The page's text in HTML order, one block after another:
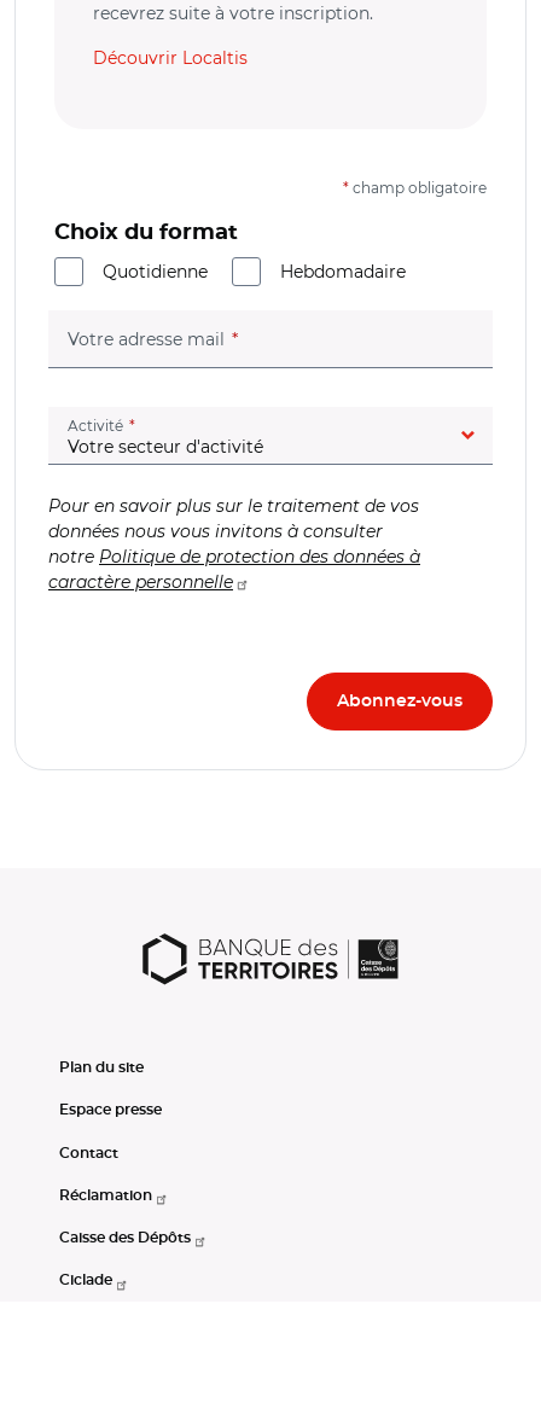
recevrez suite à votre inscription.
Découvrir Localtis
* champ obligatoire
Choix du format
Quotidienne
Hebdomadaire
Votre adresse mail (champ obligatoire)
Activité (champ obligatoire)
Pour en savoir plus sur le traitement de vos
données nous vous invitons à consulter
notre Politique de protection des données à
caractère personnelle
Plan du site
Espace presse
Contact
Réclamation
Caisse des Dépôts
Ciclade